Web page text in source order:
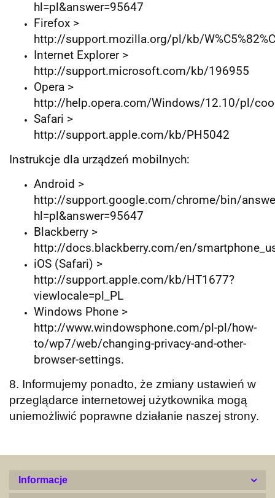
hl=pl&answer=95647
Firefox >
http://support.mozilla.org/pl/kb/
Internet Explorer >
http://support.microsoft.com/kb/196955
Opera >
http://help.opera.com/Windows/12.10/pl/
Safari >
http://support.apple.com/kb/PH5042
Instrukcje dla urządzeń mobilnych:
Android >
http://support.google.com/chrome/bin/
hl=pl&answer=95647
Blackberry >
http://docs.blackberry.com/en/
iOS (Safari) >
http://support.apple.com/kb/HT1677?
viewlocale=pl_PL
Windows Phone >
http://www.windowsphone.com/pl-pl/how-
to/wp7/web/changing-privacy-and-other-
browser-settings.
8. Informujemy ponadto, że zmiany ustawień w
przeglądarce internetowej użytkownika mogą
uniemożliwić poprawne działanie naszej strony.
Informacje